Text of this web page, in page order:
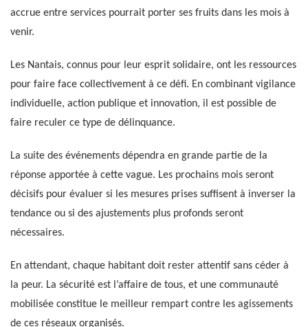
accrue entre services pourrait porter ses fruits dans les mois à
venir.
Les Nantais, connus pour leur esprit solidaire, ont les ressources
pour faire face collectivement à ce défi. En combinant vigilance
individuelle, action publique et innovation, il est possible de
faire reculer ce type de délinquance.
La suite des événements dépendra en grande partie de la
réponse apportée à cette vague. Les prochains mois seront
décisifs pour évaluer si les mesures prises suffisent à inverser la
tendance ou si des ajustements plus profonds seront
nécessaires.
En attendant, chaque habitant doit rester attentif sans céder à
la peur. La sécurité est l’affaire de tous, et une communauté
mobilisée constitue le meilleur rempart contre les agissements
de ces réseaux organisés.